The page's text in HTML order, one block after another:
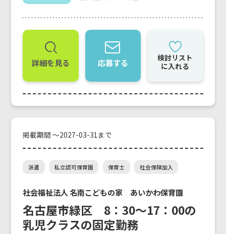
詳細を見る 応募する
検討リスト
に入れる
掲載期間 ～2027-03-31まで
派遣 私立認可保育園 保育士 社会保険加入
社会福祉法人 名南こどもの家 あいかわ保育園
名古屋市緑区 8：30～17：00の
乳児クラスの固定勤務